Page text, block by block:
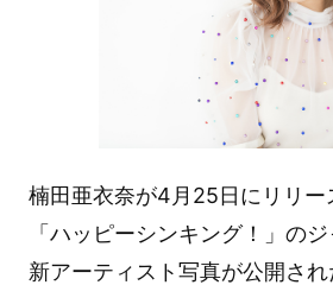
楠田亜衣奈が4月25日にリリー
「ハッピーシンキング！」の
新アーティスト写真が公開され